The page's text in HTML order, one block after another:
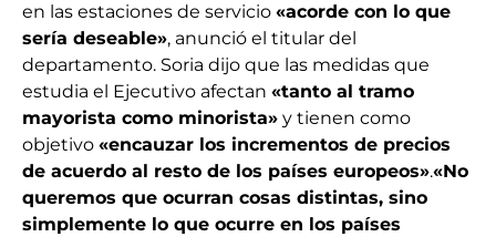
en las estaciones de servicio «acorde con lo que
sería deseable», anunció el titular del
departamento. Soria dijo que las medidas que
estudia el Ejecutivo afectan «tanto al tramo
mayorista como minorista» y tienen como
objetivo «encauzar los incrementos de precios
de acuerdo al resto de los países europeos».«No
queremos que ocurran cosas distintas, sino
simplemente lo que ocurre en los países